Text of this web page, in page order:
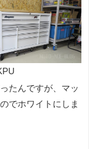
たんですが、マッ
でホワイトにしま